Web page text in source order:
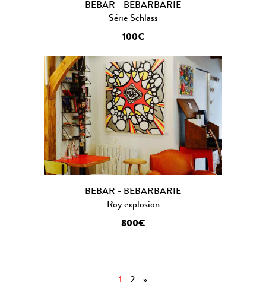
BEBAR - BEBARBARIE
Série Schlass
100€
BEBAR - BEBARBARIE
Roy explosion
800€
1 2 »